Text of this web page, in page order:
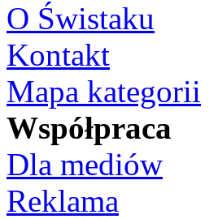
O Świstaku
Kontakt
Mapa kategorii
Współpraca
Dla mediów
Reklama